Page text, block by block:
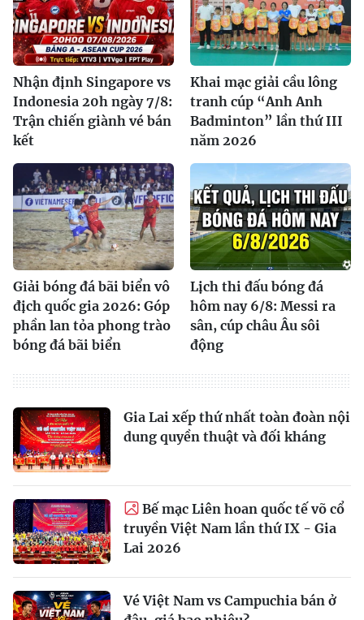
Nhận định Singapore vs
Indonesia 20h ngày 7/8:
Trận chiến giành vé bán
kết
Khai mạc giải cầu lông
tranh cúp “Anh Anh
Badminton” lần thứ III
năm 2026
Giải bóng đá bãi biển vô
địch quốc gia 2026: Góp
phần lan tỏa phong trào
bóng đá bãi biển
Lịch thi đấu bóng đá
hôm nay 6/8: Messi ra
sân, cúp châu Âu sôi
động
Gia Lai xếp thứ nhất toàn đoàn nội
dung quyền thuật và đối kháng
Bế mạc Liên hoan quốc tế võ cổ
truyền Việt Nam lần thứ IX - Gia
Lai 2026
Vé Việt Nam vs Campuchia bán ở